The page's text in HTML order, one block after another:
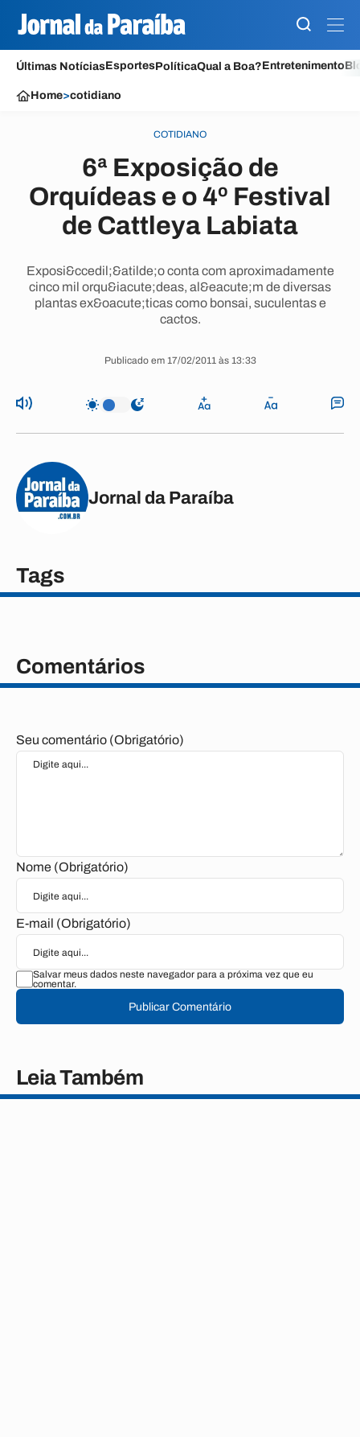
Últimas NotíciasEsportesPolíticaQual a Boa?Entretenimento
Home>cotidiano
COTIDIANO
6ª Exposição de
Orquídeas e o 4º Festival
de Cattleya Labiata
Exposi&ccedil;&atilde;o conta com aproximadamente
cinco mil orqu&iacute;deas, al&eacute;m de diversas
plantas ex&oacute;ticas como bonsai, suculentas e
cactos.
Publicado em 17/02/2011 às 13:33
Jornal da Paraíba
Tags
Comentários
Seu comentário (Obrigatório)
Nome (Obrigatório)
E-mail (Obrigatório)
Salvar meus dados neste navegador para a próxima vez que eu
comentar.
Publicar Comentário
Leia Também